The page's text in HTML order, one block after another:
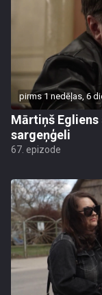
pirms 1 nedēļas, 6
Mārtiņš
sargeņģeli
67. epizode